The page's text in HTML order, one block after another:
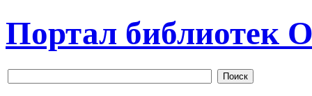
Портал библиотек
Поиск